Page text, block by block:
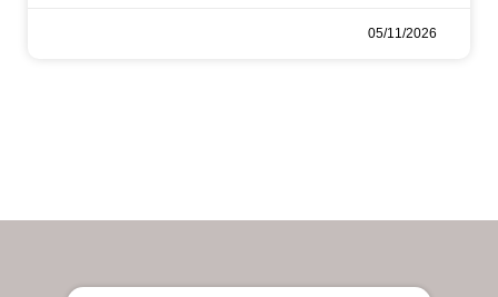
05/11/2026